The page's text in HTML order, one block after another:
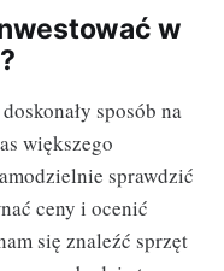
w
sposób na
większego
sprawdzić
ceny i ocenić
się znaleźć sprzęt